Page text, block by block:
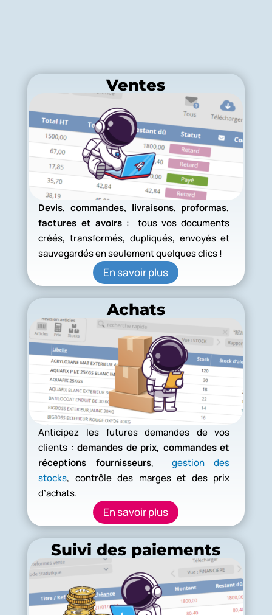
Ventes
Devis, commandes, livraisons, proformas,
factures et avoirs: tous vos documents
créés, transformés, dupliqués, envoyés et
sauvegardés en seulement quelques clics !
En savoir plus
Achats
Anticipez les futures demandes de vos
clients :demandes de prix, commandes et
réceptions fournisseurs,gestion des
stocks, contrôle des marges et des prix
d’achats.
En savoir plus
Suivi des paiements